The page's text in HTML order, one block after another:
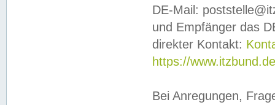
DE-Mail:
und Empfänger das
direkter Kontakt:
https://
Bei Anregungen,